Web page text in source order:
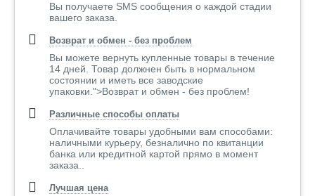
Вы получаете SMS сообщения о каждой стадии
вашего заказа.
Возврат и обмен - без проблем
Вы можете вернуть купленные товары в течение
14 дней. Товар должнен быть в нормальном
состоянии и иметь все заводские
упаковки.">Возврат и обмен - без проблем!
Различные способы оплаты
Оплачивайте товары удобными вам способами:
наличными курьеру, безналично по квитанции
банка или кредитной картой прямо в момент
заказа..
Лучшая цена